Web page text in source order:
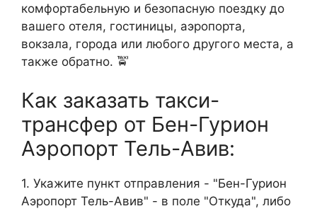
комфортабельную и безопасную поездку до
вашего отеля, гостиницы, аэропорта,
вокзала, города или любого другого места, а
также обратно. 🚖
Как заказать такси-
трансфер от Бен-Гурион
Аэропорт Тель-Авив:
1. Укажите пункт отправления - "Бен-Гурион
Аэропорт Тель-Авив" - в поле "Откуда", либо